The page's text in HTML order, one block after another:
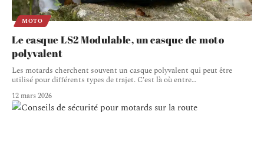
MOTO
Le casque LS2 Modulable, un casque de moto
polyvalent
Les motards cherchent souvent un casque polyvalent qui peut être
utilisé pour différents types de trajet. C'est là où entre…
12 mars 2026